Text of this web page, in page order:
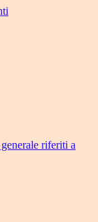
riferiti a